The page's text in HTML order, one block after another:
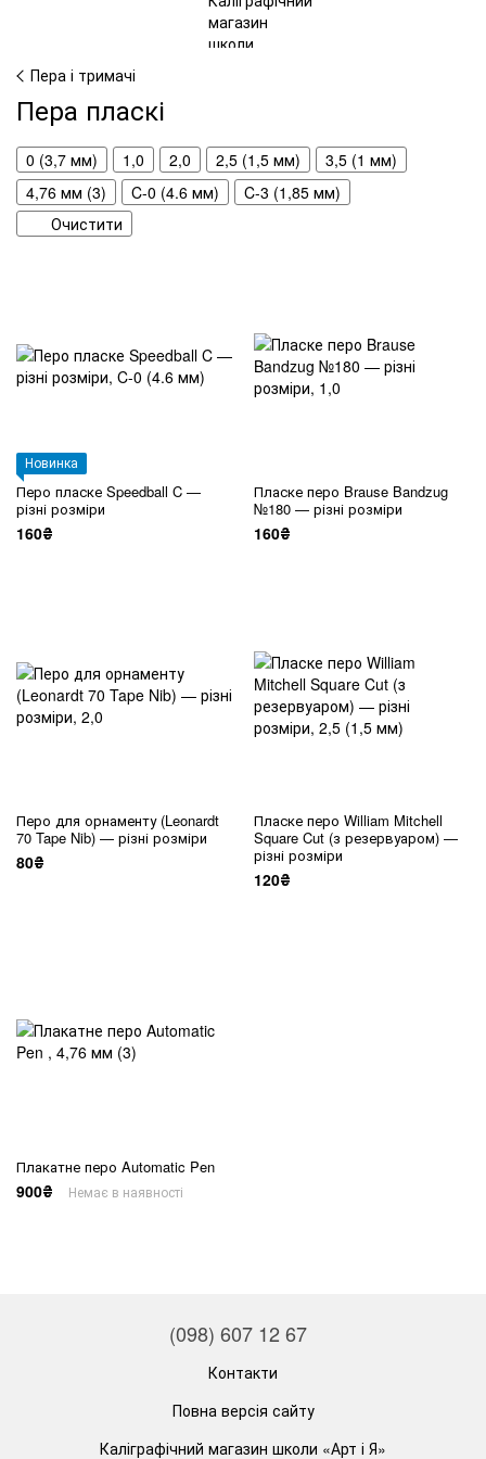
Пера і тримачі
Пера пласкі
0 (3,7 мм) 1,0 2,0 2,5 (1,5 мм)
3,5 (1 мм)
4,76 мм (3)
C-0 (4.6 мм)
C-3 (1,85 мм)
Очистити
Новинка
Перо пласке Speedball C —
різні розміри
160₴
Пласке перо Brause Bandzug
№180 — різні розміри
160₴
Перо для орнаменту (Leonardt
70 Tape Nib) — різні розміри
80₴
Пласке перо William Mitchell
Square Cut (з резервуаром) —
різні розміри
120₴
Плакатне перо Automatic Pen
900₴ Немає в наявності
(098) 607 12 67
Контакти
Повна версія сайту
Каліграфічний магазин школи «Арт і Я»